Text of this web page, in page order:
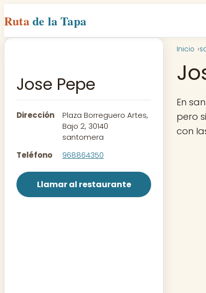
Rutade la Tapa
Jose Pepe
Dirección
Plaza Borreguero Artes,
Bajo 2, 30140
santomera
Teléfono
968864350
Llamar al restaurante
Inicio
En
pero
con